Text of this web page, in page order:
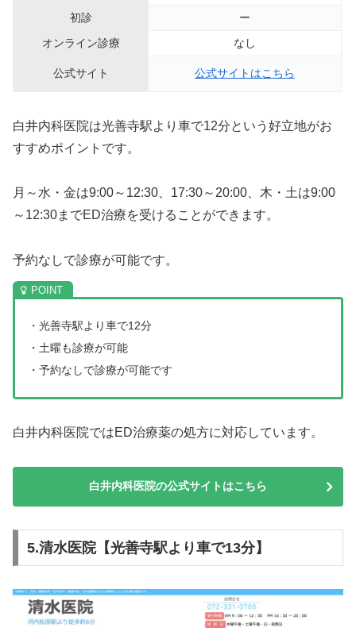
初診
ー
オンライン診療
なし
公式サイト 公式サイトはこちら
白井内科医院は光善寺駅より車で12分という好立地がお
すすめポイントです。
月～水・金は9:00～12:30、17:30～20:00、木・土は9:00
～12:30までED治療を受けることができます。
予約なしで診療が可能です。
・光善寺駅より車で12分
・土曜も診療が可能
・予約なしで診療が可能です
白井内科医院ではED治療薬の処方に対応しています。
白井内科医院の公式サイトはこちら
5.清水医院【光善寺駅より車で13分】